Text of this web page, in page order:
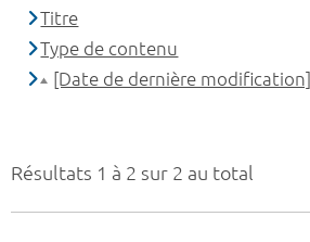
Résultats 1 à 2 sur 2 au total
Titre
Type de contenu
[Date de dernière modification]